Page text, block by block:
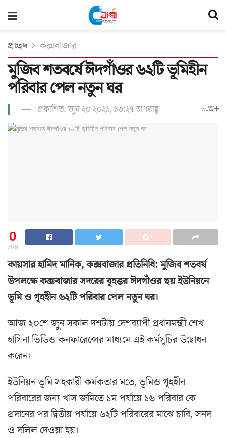
প্রচ্ছদ কক্সবাজার
মুজিব শতবর্ষে ঈদগাঁওর ৬২টি ভূমিহীন
পরিবার পেল নতুন ঘর
প্রকাশিত: জুন ২০ ২০২১, ১৩:২৭ অপরাহ্ণ অ-অ+
0
শেয়ার
কায়সার হামিদ মানিক, কক্সবাজার প্রতিনিধি: মুজিব শতবর্ষ
উপলক্ষে কক্সবাজার সদরের বৃহত্তর ঈদগাঁওর ছয় ইউনিয়নে
ভূমি ও গৃহহীন ৬২টি পরিবার পেল নতুন ঘর।
আজ ২০শে জুন সকাল দশটায় দেশব্যাপী প্রধানমন্ত্রী শেখ
হাসিনা ভিডিও কনফারেন্সের মাধ্যমে এই কর্মসূচির উদ্বোধন
করেন।
ইউনিয়ন ভূমি সহকারী কর্মকতার মতে, ভূমিও গৃহহীন
পরিবারের জন্য খাস জমিতে ১ম পর্যায়ে ১৬ পরিবার কে
প্রদানের পর দ্বিতীয় পর্যায়ে ৬২টি পরিবারের মাঝে চাবি, সনদ
ও দলিল দেওয়া হয়।